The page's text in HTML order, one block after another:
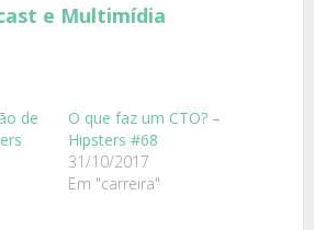
e Multimídia
de
O que faz um CTO? –
Hipsters #68
31/10/2017
Em "carreira"